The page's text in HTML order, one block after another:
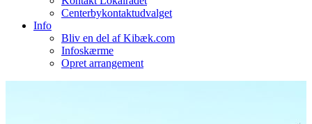
Centerbykontaktudvalget
Info
Bliv en del af Kibæk.com
Infoskærme
Opret arrangement